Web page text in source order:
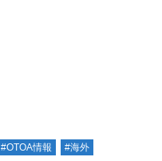
#OTOA情報 #海外